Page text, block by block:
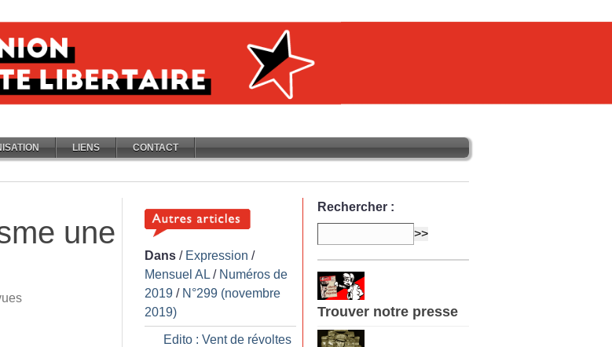
LIENS CONTACT
une
Dans / Expression /
Mensuel AL / Numéros de
2019 / N°299 (novembre
2019)
Edito : Vent de révoltes
Rechercher :
Trouver notre presse